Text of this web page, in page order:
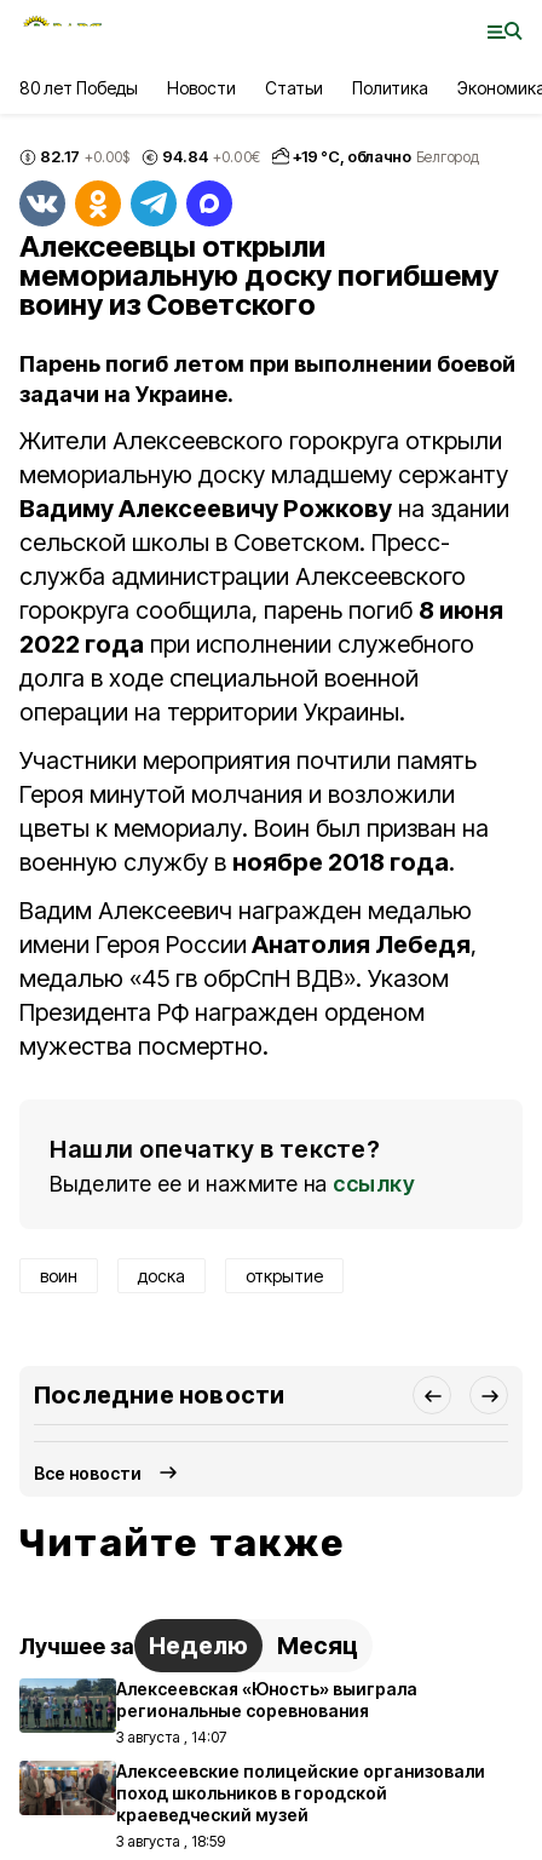
80 лет Победы Новости Статьи Политика
82.17 +0.00$ 94.84 +0.00€ +19 °С, облачно Белгород
Алексеевцы открыли
мемориальную доску погибшему
воину из Советского
Парень погиб летом при выполнении боевой
задачи на Украине.
Жители Алексеевского горокруга открыли
мемориальную доску младшему сержанту
Вадиму Алексеевичу Рожкову на здании
сельской школы в Советском. Пресс-
служба администрации Алексеевского
горокруга сообщила, парень погиб 8 июня
2022 года при исполнении служебного
долга в ходе специальной военной
операции на территории Украины.
Участники мероприятия почтили память
Героя минутой молчания и возложили
цветы к мемориалу. Воин был призван на
военную службу в ноябре 2018 года.
Вадим Алексеевич награжден медалью
имени Героя России Анатолия Лебедя,
медалью «45 гв обрСпН ВДВ». Указом
Президента РФ награжден орденом
мужества посмертно.
Нашли опечатку в тексте?
Выделите ее и нажмите на ссылку
воин доска открытие
Последние новости
Все новости
Читайте также
Лучшее за Неделю Месяц
Алексеевская «Юность» выиграла
региональные соревнования
3 августа , 14:07
Алексеевские полицейские организовали
поход школьников в городской
краеведческий музей
3 августа , 18:59